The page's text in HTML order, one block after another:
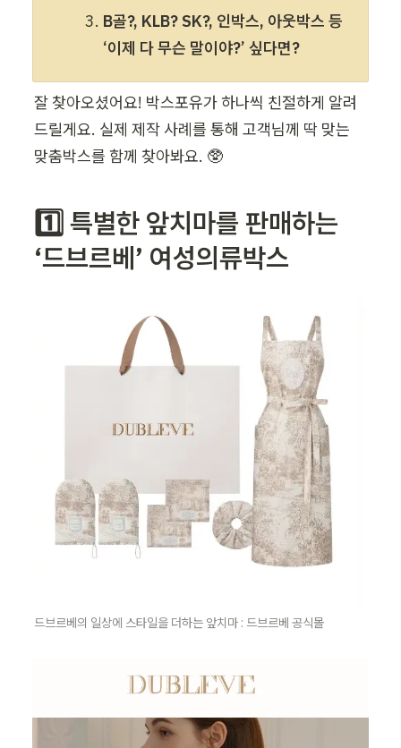
B골?, KLB? SK?, 인박스, 아웃박스 등
‘이제 다 무슨 말이야?’ 싶다면?
잘 찾아오셨어요! 박스포유가 하나씩 친절하게 알려
드릴게요. 실제 제작 사례를 통해 고객님께 딱 맞는
맞춤박스를 함께 찾아봐요. 🥸
1️⃣ 특별한 앞치마를 판매하는
‘드브르베’ 여성의류박스
드브르베의 일상에 스타일을 더하는 앞치마 : 드브르베 공식몰